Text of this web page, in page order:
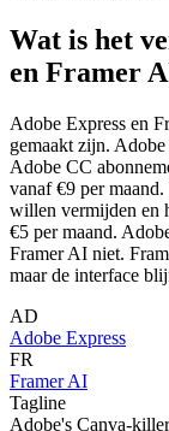
Wat is het
en Framer
Adobe Express en
gemaakt zijn.
Adobe CC
vanaf €9 per
willen vermijden en
€5 per maand.
Framer AI niet.
maar de interface
AD
Adobe Express
FR
Framer AI
Tagline
Adobe's Canva-